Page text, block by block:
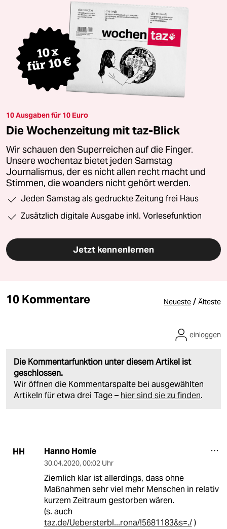
10 Ausgaben für 10 Euro
Die Wochenzeitung mit taz-Blick
Wir schauen den Superreichen auf die Finger.
Unsere wochentaz bietet jeden Samstag
Journalismus, der es nicht allen recht macht und
Stimmen, die woanders nicht gehört werden.
Jeden Samstag als gedruckte Zeitung frei Haus
Zusätzlich digitale Ausgabe inkl. Vorlesefunktion
Jetzt kennenlernen
10 Kommentare Neueste / Älteste
Die Kommentarfunktion unter diesem Artikel ist
geschlossen.
Wir öffnen die Kommentarspalte bei ausgewählten
Artikeln für etwa drei Tage – hier sind sie zu finden.
einloggen
HH Hanno Homie
30.04.2020, 00:02 Uhr
Ziemlich klar ist allerdings, dass ohne
Maßnahmen sehr viel mehr Menschen in relativ
kurzem Zeitraum gestorben wären.
(s. auch
taz.de/Uebersterbl...rona/!5681183&s=./)